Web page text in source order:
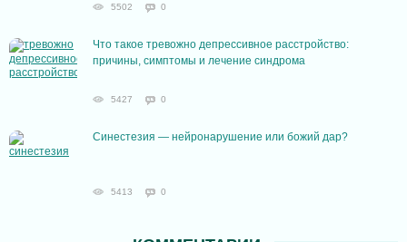
5502 0
Что такое тревожно депрессивное расстройство:
причины, симптомы и лечение синдрома
5427 0
Синестезия — нейронарушение или божий дар?
5413 0